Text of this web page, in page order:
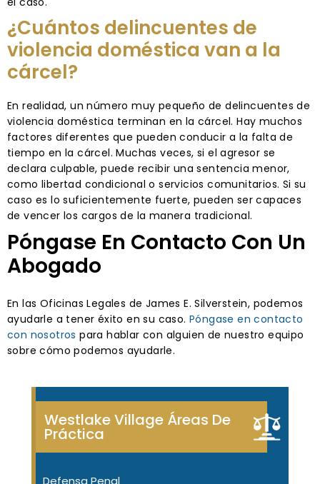
¿Cuántos delincuentes de
violencia doméstica van a la
cárcel?
En realidad, un número muy pequeño de delincuentes de
violencia doméstica terminan en la cárcel. Hay muchos
factores diferentes que pueden conducir a la falta de
tiempo en la cárcel. Muchas veces, si el agresor se
declara culpable, puede recibir una sentencia menor,
como libertad condicional o servicios comunitarios. Si su
caso es lo suficientemente fuerte, pueden ser capaces
de vencer los cargos de la manera tradicional.
Póngase En Contacto Con Un
Abogado
En las Oficinas Legales de James E. Silverstein, podemos
ayudarle a tener éxito en su caso. Póngase en contacto
con nosotros para hablar con alguien de nuestro equipo
sobre cómo podemos ayudarle.
Westlake Village Áreas De
Práctica
Defensa Penal